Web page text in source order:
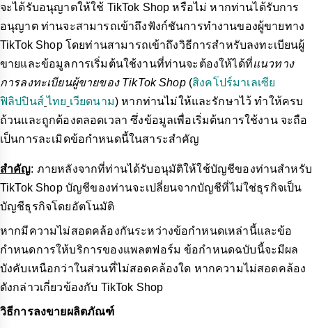
จะได้รับอนุญาตให้ใช้ TikTok Shop หรือไม่ หากท่านได้รับการ
อนุญาต ท่านจะสามารถเข้าถึงฟังก์ชันการทำงานของผู้ขายทาง
TikTok Shop โดยท่านสามารถเข้าถึงวิธีการสำหรับลงทะเบียนผู้
ขายและข้อมูลการเริ่มต้นใช้งานที่ท่านจะต้องให้ได้ที่แนวทาง
การลงทะเบียนผู้ขายของ TikTok Shop(สิงคโปร์มาเลเซีย
ฟิลิปปินส์ ไทย เวียดนาม) หากท่านไม่ให้และรักษาไว้ ทำให้ครบ
ถ้วนและถูกต้องตลอดเวลา ซึ่งข้อมูลเพื่อเริ่มต้นการใช้งาน จะถือ
เป็นการละเมิดข้อกำหนดนี้ในสาระสำคัญ
สำคัญ: ภายหลังจากที่ท่านได้รับอนุมัติให้ใช้บัญชีของท่านสำหรับ
TikTok Shop บัญชีของท่านจะเปลี่ยนจากบัญชีที่ไม่ใช่ธุรกิจเป็น
บัญชีธุรกิจโดยอัตโนมัติ
หากมีความไม่สอดคล้องกันระหว่างข้อกำหนดเหล่านี้และข้อ
กำหนดการให้บริการของแพลตฟอร์ม ข้อกำหนดฉบับนี้จะมีผล
บังคับเหนือกว่าในส่วนที่ไม่สอดคล้องใด หากความไม่สอดคล้อง
ดังกล่าวเกี่ยวข้องกับ TikTok Shop
วิธีการลงขายผลิตภัณฑ์